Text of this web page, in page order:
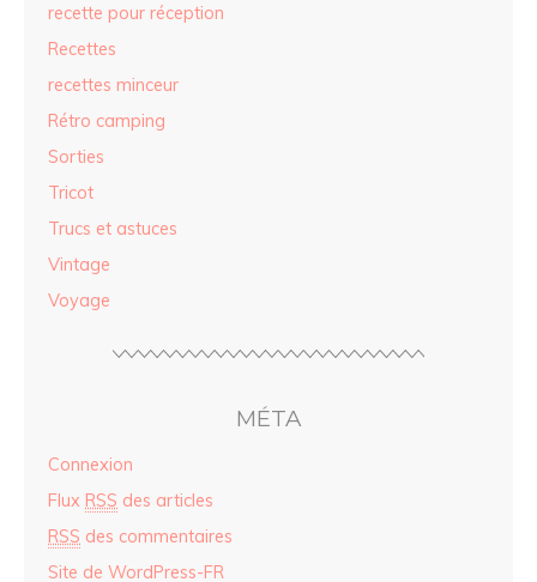
recette pour réception
Recettes
recettes minceur
Rétro camping
Sorties
Tricot
Trucs et astuces
Vintage
Voyage
MÉTA
Connexion
Flux RSS des articles
RSS des commentaires
Site de WordPress-FR